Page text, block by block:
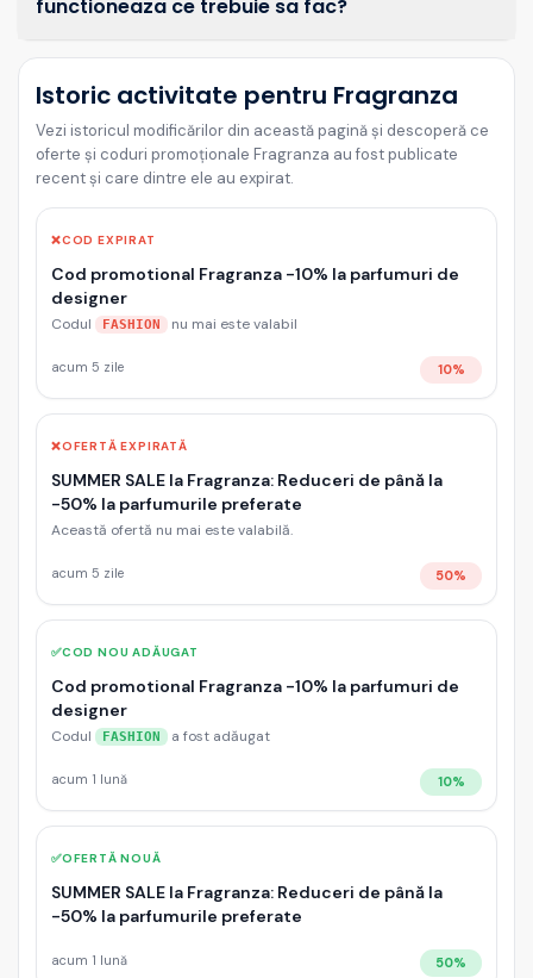
functioneaza ce trebuie sa fac?
Istoric activitate pentru Fragranza
Vezi istoricul modificărilor din această pagină și descoperă ce
oferte și coduri promoționale Fragranza au fost publicate
recent și care dintre ele au expirat.
❌COD EXPIRAT
Cod promotional Fragranza -10% la parfumuri de
designer
Codul FASHION nu mai este valabil
acum 5 zile 10%
❌OFERTĂ EXPIRATĂ
SUMMER SALE la Fragranza: Reduceri de până la
-50% la parfumurile preferate
Această ofertă nu mai este valabilă.
acum 5 zile 50%
✅COD NOU ADĂUGAT
Cod promotional Fragranza -10% la parfumuri de
designer
Codul FASHION a fost adăugat
acum 1 lună 10%
✅OFERTĂ NOUĂ
SUMMER SALE la Fragranza: Reduceri de până la
-50% la parfumurile preferate
acum 1 lună 50%